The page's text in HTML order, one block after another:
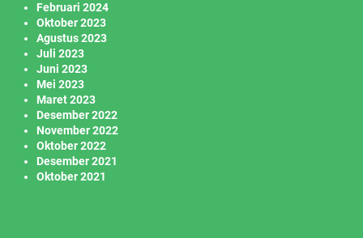
Februari 2024
Oktober 2023
Agustus 2023
Juli 2023
Juni 2023
Mei 2023
Maret 2023
Desember 2022
November 2022
Oktober 2022
Desember 2021
Oktober 2021